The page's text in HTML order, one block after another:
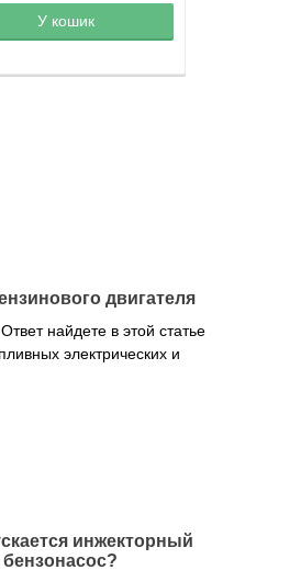
в корзине
У кошик
двигателя
найдете в этой статье
электрических и
инжекторный